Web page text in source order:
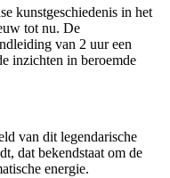
kunstgeschiedenis in het
tot nu. De
van 2 uur een
inzichten in beroemde
van dit legendarische
dat bekendstaat om de
energie.